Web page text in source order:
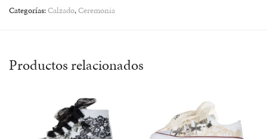
Categorías:Calzado,Ceremonia
Productos relacionados